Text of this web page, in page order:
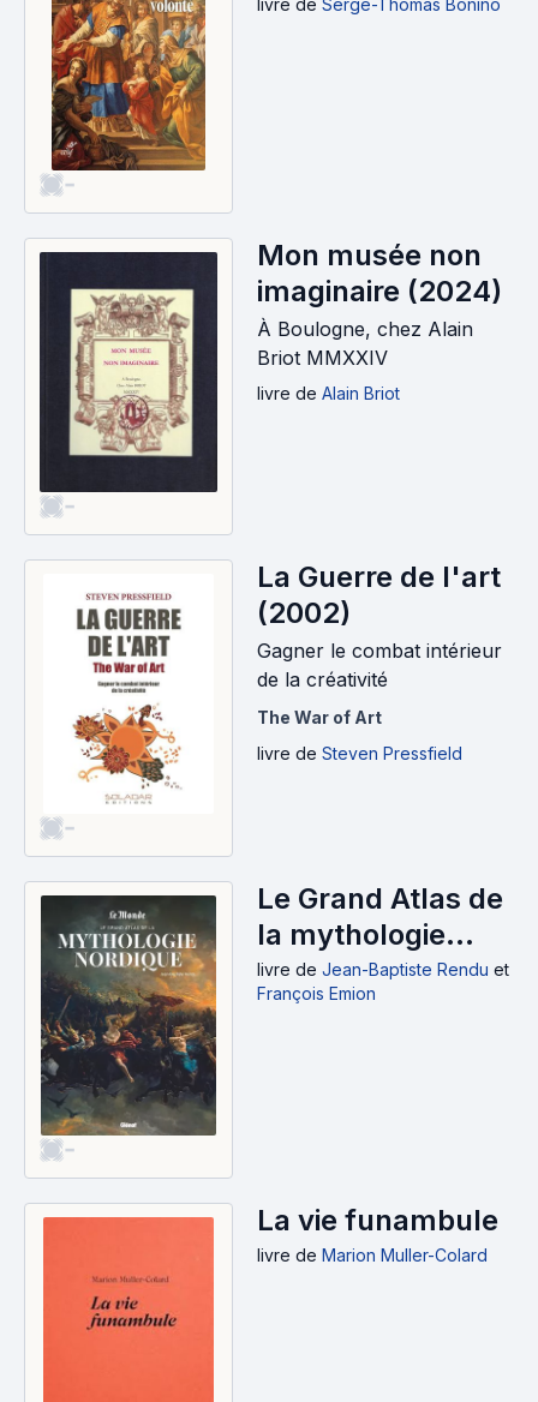
-
livre de Serge-Thomas Bonino
-
Mon musée non
imaginaire (2024)
À Boulogne, chez Alain
Briot MMXXIV
livre de Alain Briot
-
La Guerre de l'art
(2002)
Gagner le combat intérieur
de la créativité
The War of Art
livre de Steven Pressfield
-
Le Grand Atlas de
la mythologie
nordique (2023)
livre de Jean-Baptiste Rendu et
François Emion
La vie funambule
livre de Marion Muller-Colard